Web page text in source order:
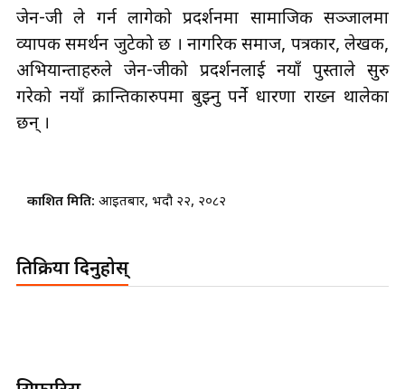
जेन-जी ले गर्न लागेको प्रदर्शनमा सामाजिक सञ्जालमा
व्यापक समर्थन जुटेको छ । नागरिक समाज, पत्रकार, लेखक,
अभियान्ताहरुले जेन-जीको प्रदर्शनलाई नयाँ पुस्ताले सुरु
गरेको नयाँ क्रान्तिकारुपमा बुझ्नु पर्ने धारणा राख्न थालेका
छन् ।
प्रकाशित मिति: आइतबार, भदौ २२, २०८२
प्रतिक्रिया दिनुहोस्